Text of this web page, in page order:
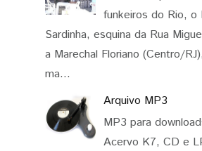
funkeiros do Rio, o
Sardinha, esquina da Rua
a Marechal Floriano (Centro/
ma...
Arquivo MP3
MP3 para
Acervo K7, CD e